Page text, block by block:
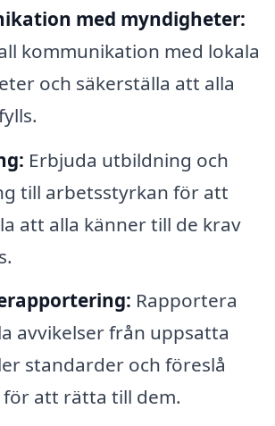
med myndigheter:
kommunikation med lokala
och säkerställa att alla
Erbjuda utbildning och
till arbetsstyrkan för att
att alla känner till de krav
Rapportera
avvikelser från uppsatta
standarder och föreslå
att rätta till dem.